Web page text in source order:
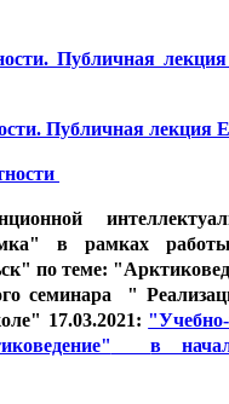
Публичная лекция
Публичная лекция
в рамках
по теме:
семинара
"
17.03.2021: "Учебно-
в